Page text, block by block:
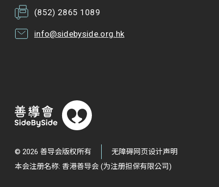
(852) 2865 1089
info@sidebyside.org.hk
© 2026 善导会版权所有
无障碍网页设计声明
本会注册名称: 香港善导会 (为注册担保有限公司)